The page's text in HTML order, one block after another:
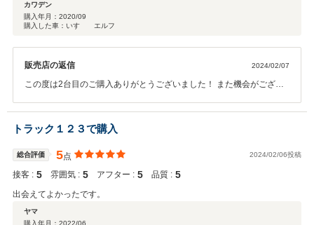
カワデン
購入年月： 2020/09
購入した車：いすゞ エルフ
販売店の返信 2024/02/07
この度は2台目のご購入ありがとうございました！ また機会がござい
トラック１２３で購入
総合評価 5点 2024/02/06投稿
接客 : 5 雰囲気 : 5 アフター : 5 品質 : 5
出会えてよかったです。
ヤマ
購入年月： 2022/06